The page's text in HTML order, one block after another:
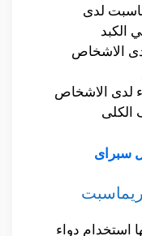
لدى
الكبد
الاشخاص
لدى الاشخاص
الكلى
سبراى
استخدام دواء